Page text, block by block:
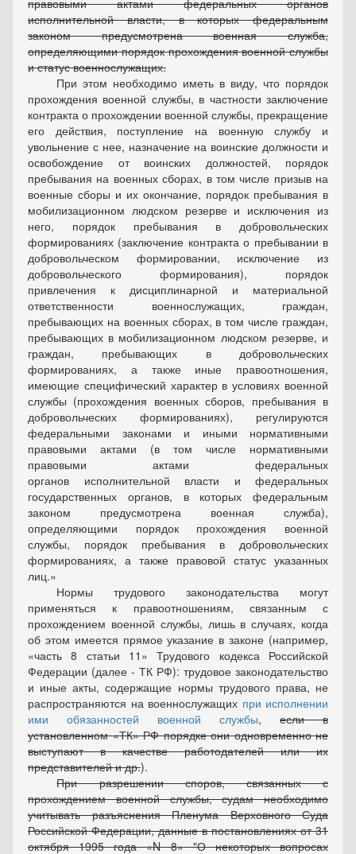
правовыми актами федеральных органов
исполнительной власти, в которых федеральным
законом предусмотрена военная служба,
определяющими порядок прохождения военной службы
и статус военнослужащих.
При этом необходимо иметь в виду, что порядок
прохождения военной службы, в частности заключение
контракта о прохождении военной службы, прекращение
его действия, поступление на военную службу и
увольнение с нее, назначение на воинские должности и
освобождение от воинских должностей, порядок
пребывания на военных сборах, в том числе призыв на
военные сборы и их окончание, порядок пребывания в
мобилизационном людском резерве и исключения из
него, порядок пребывания в добровольческих
формированиях (заключение контракта о пребывании в
добровольческом формировании, исключение из
добровольческого формирования), порядок
привлечения к дисциплинарной и материальной
ответственности военнослужащих, граждан,
пребывающих на военных сборах, в том числе граждан,
пребывающих в мобилизационном людском резерве, и
граждан, пребывающих в добровольческих
формированиях, а также иные правоотношения,
имеющие специфический характер в условиях военной
службы (прохождения военных сборов, пребывания в
добровольческих формированиях), регулируются
федеральными законами и иными нормативными
правовыми актами (в том числе нормативными
правовыми актами федеральных
органов исполнительной власти и федеральных
государственных органов, в которых федеральным
законом предусмотрена военная служба),
определяющими порядок прохождения военной
службы, порядок пребывания в добровольческих
формированиях, а также правовой статус указанных
лиц.»
Нормы трудового законодательства могут
применяться к правоотношениям, связанным с
прохождением военной службы, лишь в случаях, когда
об этом имеется прямое указание в законе (например,
часть 8 статьи 11
Трудового кодекса Российской
Федерации (далее - ТК РФ): трудовое законодательство
и иные акты, содержащие нормы трудового права, не
распространяются на военнослужащих при исполнении
ими обязанностей военной службы, если в
установленном ТК РФ порядке они одновременно не
выступают в качестве работодателей или их
представителей и др.).
При разрешении споров, связанных с
прохождением военной службы, судам необходимо
учитывать разъяснения Пленума Верховного Суда
Российской Федерации, данные в постановлениях от 31
октября 1995 года N 8 "О некоторых вопросах